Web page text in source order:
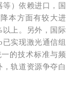
）依赖进口，国
本方面有较大进
以上。另外，国际
已实现激光通信组
的技术标准与频
轨道资源争夺白